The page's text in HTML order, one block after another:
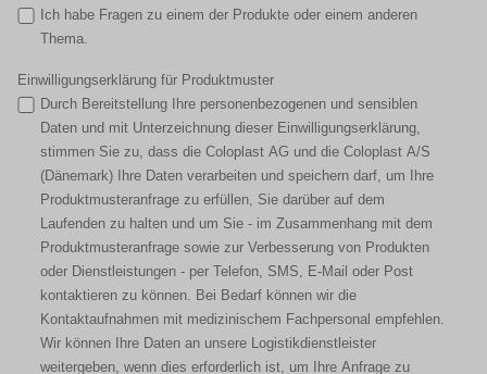
Ich habe Fragen zu einem der Produkte oder einem anderen
Thema.
Einwilligungserklärung für Produktmuster
Durch Bereitstellung Ihre personenbezogenen und sensiblen
Daten und mit Unterzeichnung dieser Einwilligungserklärung,
stimmen Sie zu, dass die Coloplast AG und die Coloplast A/S
(Dänemark) Ihre Daten verarbeiten und speichern darf, um Ihre
Produktmusteranfrage zu erfüllen, Sie darüber auf dem
Laufenden zu halten und um Sie - im Zusammenhang mit dem
Produktmusteranfrage sowie zur Verbesserung von Produkten
oder Dienstleistungen - per Telefon, SMS, E-Mail oder Post
kontaktieren zu können. Bei Bedarf können wir die
Kontaktaufnahmen mit medizinischem Fachpersonal empfehlen.
Wir können Ihre Daten an unsere Logistikdienstleister
weitergeben, wenn dies erforderlich ist, um Ihre Anfrage zu